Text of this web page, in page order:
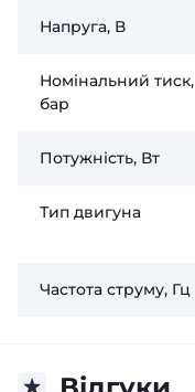
Напруга, В
Номінальний тиск,
бар
Потужність, Вт
Тип двигуна
Частота струму, Гц